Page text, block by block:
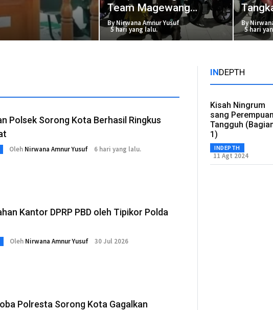
Team Magewang
Polresta Sorong Kota
By Nirwana Amnur Yusuf
5 hari yang lalu.
By
5 hari
Polsek Sorong Kota Berhasil Ringkus
Oleh Nirwana Amnur Yusuf 6 hari yang lalu.
Kantor DPRP PBD oleh Tipikor Polda
Oleh Nirwana Amnur Yusuf 30 Jul 2026
Polresta Sorong Kota Gagalkan
INDEPTH
Kisah Ningrum
sang Perempuan
Tangguh
1)
INDEPTH
11 Agt 2024